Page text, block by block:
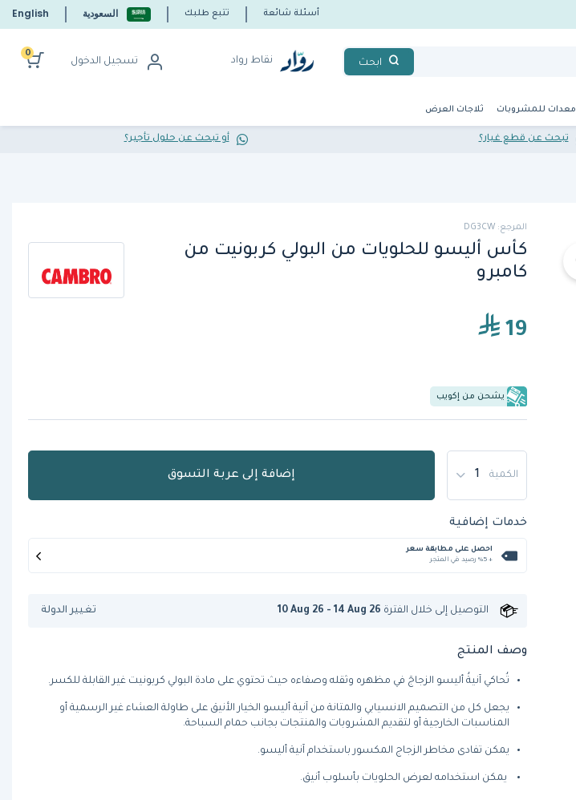
أسئلة شائعة تتبع طلبك السعودية English
ابحث نقاط رواد تسجيل الدخول
0
معدات للمشروبات ثلاجات العرض
تبحث عن قطع غيار؟ أو تبحث عن حلول تأجير؟
المرجع: DG3CW
كأس أليسو للحلويات من البولي كربونيت من
كامبرو
19
يشحن من إكويب
الكمية إضافة إلى عربة التسوق
خدمات إضافية
احصل على مطابقة سعر
+ %5 رصيد في المتجر
التوصيل إلى خلال الفترة 10 Aug 26 - 14 Aug 26 تغيير الدولة
وصف المنتج
تُحاكي آنيةُ أليسو الزجاجَ في مظهره وثقله وصفاءه حيث تحتوي على مادة البولي كربونيت غير القابلة للكسر.
المناسبات الخارجية أو لتقديم المشروبات والمنتجات بجانب حمام السباحة.
يمكن تفادى مخاطر الزجاج المكسور باستخدام آنية أليسو.